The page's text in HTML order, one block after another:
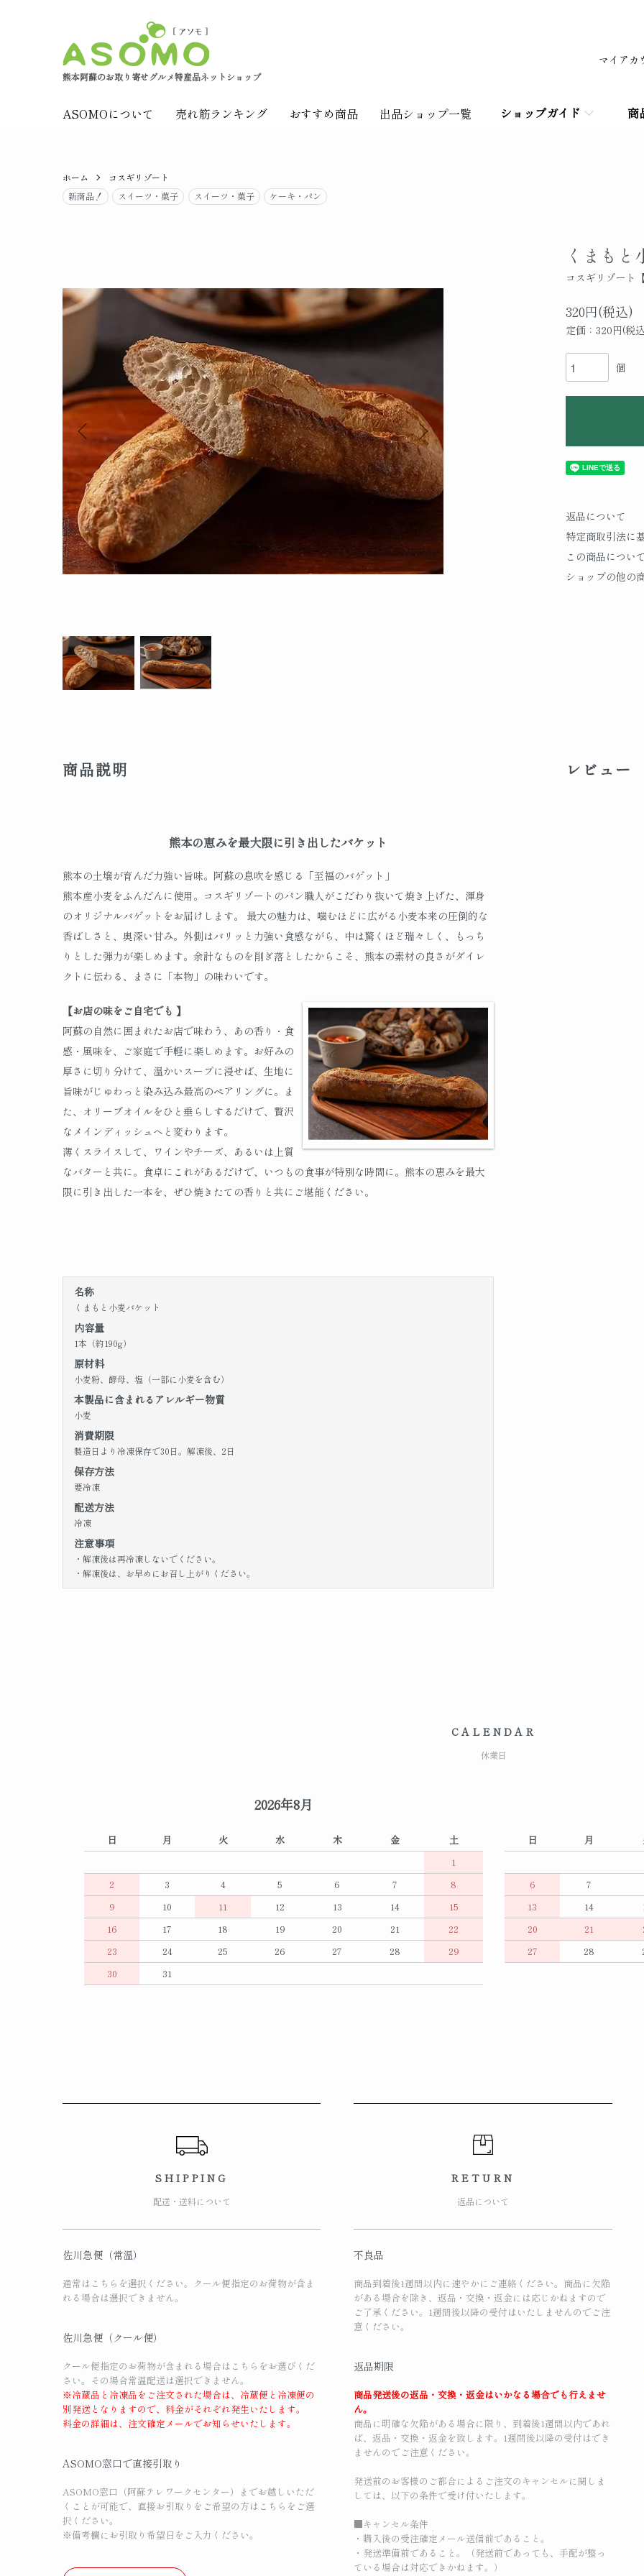
熊本阿蘇のお取り寄せグルメ特産品ネットショップ
ASOMOについて 売れ筋ランキング おすすめ商品 出品ショップ一覧 ショップガイド 商
マイアカ
ホーム
コスギリゾート
新商品！
スイーツ・菓子 スイーツ・菓子 ケーキ・パン
くまもと
コスギリゾート
320円(税込)
定価：320円(税
個
返品について
特定商取引法に
この商品につい
ショップの他の
商品説明
熊本の恵みを最大限に引き出したバケット
熊本の土壌が育んだ力強い旨味。阿蘇の息吹を感じる「至福のバゲット」
熊本産小麦をふんだんに使用。コスギリゾートのパン職人がこだわり抜いて焼き上げた、渾身
のオリジナルバゲットをお届けします。 最大の魅力は、噛むほどに広がる小麦本来の圧倒的な
香ばしさと、奥深い甘み。外側はバリッと力強い食感ながら、中は驚くほど瑞々しく、もっち
りとした弾力が楽しめます。余計なものを削ぎ落としたからこそ、熊本の素材の良さがダイレ
クトに伝わる、まさに「本物」の味わいです。
【お店の味をご自宅でも 】
阿蘇の自然に囲まれたお店で味わう、あの香り・食
感・風味を、ご家庭で手軽に楽しめます。お好みの
厚さに切り分けて、温かいスープに浸せば、生地に
旨味がじゅわっと染み込み最高のペアリングに。ま
た、オリーブオイルをひと垂らしするだけで、贅沢
なメインディッシュへと変わります。
薄くスライスして、ワインやチーズ、あるいは上質
なバターと共に。食卓にこれがあるだけで、いつもの食事が特別な時間に。熊本の恵みを最大
限に引き出した一本を、ぜひ焼きたての香りと共にご堪能ください。
名称
くまもと小麦バケット
内容量
1本（約190g）
原材料
小麦粉、酵母、塩（一部に小麦を含む）
本製品に含まれるアレルギー物質
小麦
消費期限
製造日より冷凍保存で30日。解凍後、2日
保存方法
要冷凍
配送方法
冷凍
注意事項
・解凍後は再冷凍しないでください。
・解凍後は、お早めにお召し上がりください。
レビュー
CALENDAR
休業日
2026年8月
日 月 火 水 木 金
土
1
2
3 4 5 6 7
8
9
10 11 12 13 14
15
16
17 18 19 20 21
22
23
24 25 26 27 28
29
30
31
日 月
6
7
13
14
20
21
27
28
SHIPPING
配送・送料について
佐川急便（常温）
通常はこちらを選択ください。クール便指定のお荷物が含ま
れる場合は選択できません。
佐川急便（クール便）
クール便指定のお荷物が含まれる場合はこちらをお選びくだ
さい。その場合常温配送は選択できません。
※冷蔵品と冷凍品をご注文された場合は、冷蔵便と冷凍便の
別発送となりますので、料金がそれぞれ発生いたします。
料金の詳細は、注文確定メールでお知らせいたします。
ASOMO窓口で直接引取り
ASOMO窓口（阿蘇テレワークセンター）までお越しいただ
くことが可能で、直接お引取りをご希望の方はこちらをご選
択ください。
※備考欄にお引取り希望日をご入力ください。
RETURN
返品について
不良品
商品到着後1週間以内に速やかにご連絡ください。商品に欠陥
がある場合を除き、返品・交換・返金には応じかねますので
ご了承ください。1週間後以降の受付はいたしませんのでご注
意ください。
返品期限
商品発送後の返品・交換・返金はいかなる場合でも行えませ
ん。
商品に明確な欠陥がある場合に限り、到着後1週間以内であれ
ば、返品・交換・返金を致します。1週間後以降の受付はでき
ませんのでご注意ください。
発送前のお客様のご都合によるご注文のキャンセルに関しま
しては、以下の条件で受け付いたします。
■キャンセル条件
・購入後の受注確定メール送信前であること。
・発送準備前であること。（発送前であっても、手配が整っ
ている場合は対応できかねます。）